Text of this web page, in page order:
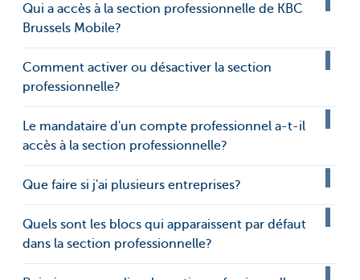
Qui a accès à la section professionnelle de KBC
Brussels Mobile?
Comment activer ou désactiver la section
professionnelle?
Le mandataire d'un compte professionnel a-t-il
accès à la section professionnelle?
Que faire si j'ai plusieurs entreprises?
Quels sont les blocs qui apparaissent par défaut
dans la section professionnelle?